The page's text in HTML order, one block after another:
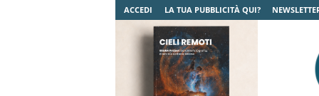
ACCEDI LA TUA PUBBLICITÀ QUI?